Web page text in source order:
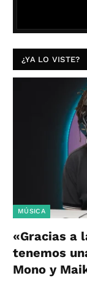
¿YA LO VISTE?
MÚSICA
«Gracias a
tenemos
Mono y